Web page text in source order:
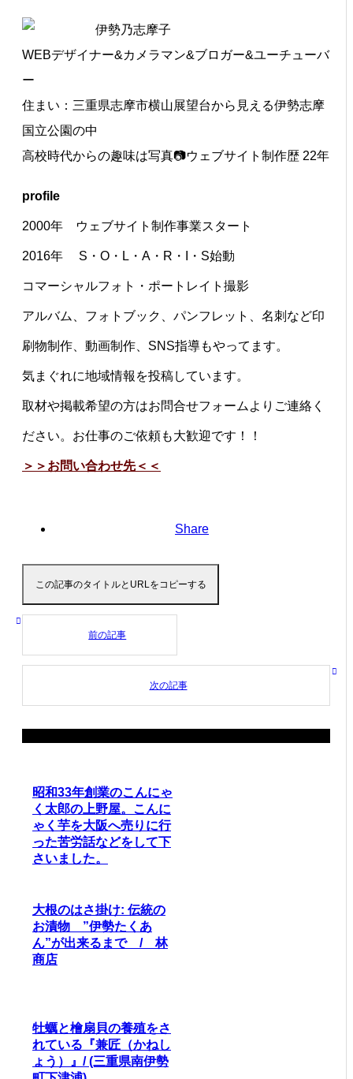
伊勢乃志摩子
WEBデザイナー&カメラマン&ブロガー&ユーチューバ
ー
住まい：三重県志摩市横山展望台から見える伊勢志摩
国立公園の中
高校時代からの趣味は写真📷ウェブサイト制作歴 22年
profile
2000年 ウェブサイト制作事業スタート
2016年 S・O・L・A・R・I・S始動
コマーシャルフォト・ポートレイト撮影
アルバム、フォトブック、パンフレット、名刺など印
刷物制作、動画制作、SNS指導もやってます。
気まぐれに地域情報を投稿しています。
取材や掲載希望の方はお問合せフォームよりご連絡く
ださい。お仕事のご依頼も大歓迎です！！
＞＞お問い合わせ先＜＜
Share
この記事のタイトルとURLをコピーする
前の記事
次の記事
昭和33年創業のこんにゃ
く太郎の上野屋。こんに
ゃく芋を大阪へ売りに行
った苦労話などをして下
さいました。
大根のはさ掛け: 伝統の
お漬物 ”伊勢たくあ
ん”が出来るまで / 林
商店
牡蠣と檜扇貝の養殖をさ
れている『兼匠（かねし
ょう）』/ (三重県南伊勢